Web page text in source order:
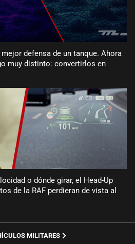
defensa de un tanque. Ahora
muy distinto: convertirlos en
o dónde girar, el Head-Up
de la RAF perdieran de vista al
MILITARES